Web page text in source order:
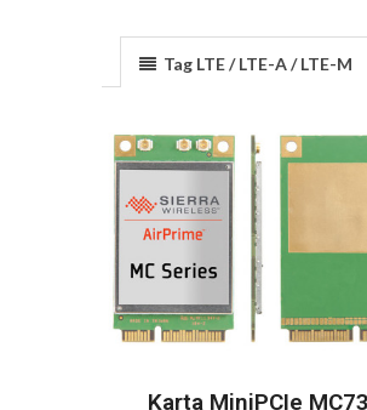
Tag LTE / LTE-A / LTE-M
Karta MiniPCIe